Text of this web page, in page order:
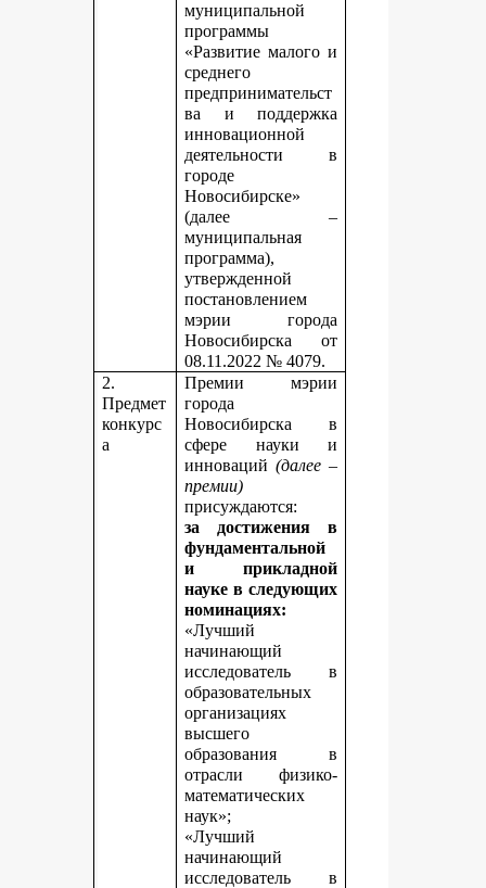
муниципальной
программы
«Развитие малого и
среднего
предпринимательст
ва и поддержка
инновационной
деятельности в
городе
Новосибирске»
(далее –
муниципальная
программа),
утвержденной
постановлением
мэрии города
Новосибирска от
08.11.2022 № 4079.
2.
Предмет
конкурс
а
Премии мэрии
города
Новосибирска в
сфере науки и
инноваций(далее –
премии)
присуждаются:
за достижения в
фундаментальной
и прикладной
наукев следующих
номинациях:
«Лучший
начинающий
исследователь в
образовательных
организациях
высшего
образования в
отрасли физико-
математических
наук»;
«Лучший
начинающий
исследователь в